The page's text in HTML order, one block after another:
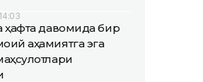
ҳафта давомида бир
аҳамиятга эга